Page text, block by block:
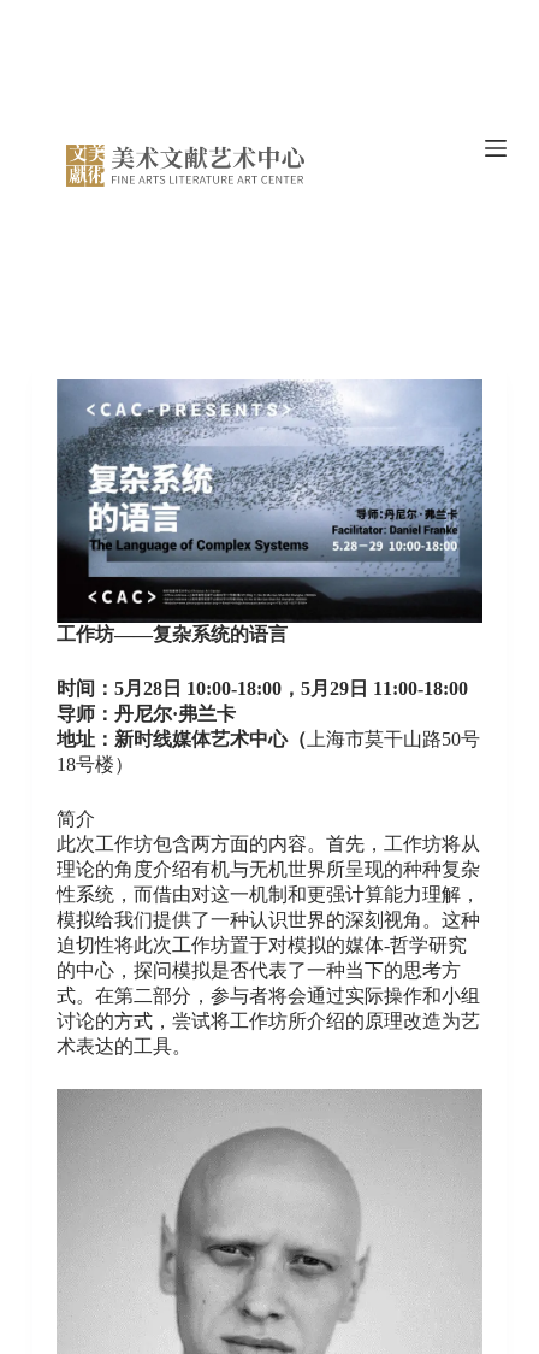
工作坊——复杂系统的语言
时间：5月28日 10:00-18:00，5月29日 11:00-18:00
导师：丹尼尔·弗兰卡
地址： 新时线媒体艺术中心（ 上海市莫干山路50号
18号楼）
简介
此次工作坊包含两方面的内容。首先，工作坊将从
理论的角度介绍有机与无机世界所呈现的种种复杂
性系统，而借由对这一机制和更强计算能力理解，
模拟给我们提供了一种认识世界的深刻视角。这种
迫切性将此次工作坊置于对模拟的媒体-哲学研究
的中心，探问模拟是否代表了一种当下的思考方
式。在第二部分，参与者将会通过实际操作和小组
讨论的方式，尝试将工作坊所介绍的原理改造为艺
术表达的工具。